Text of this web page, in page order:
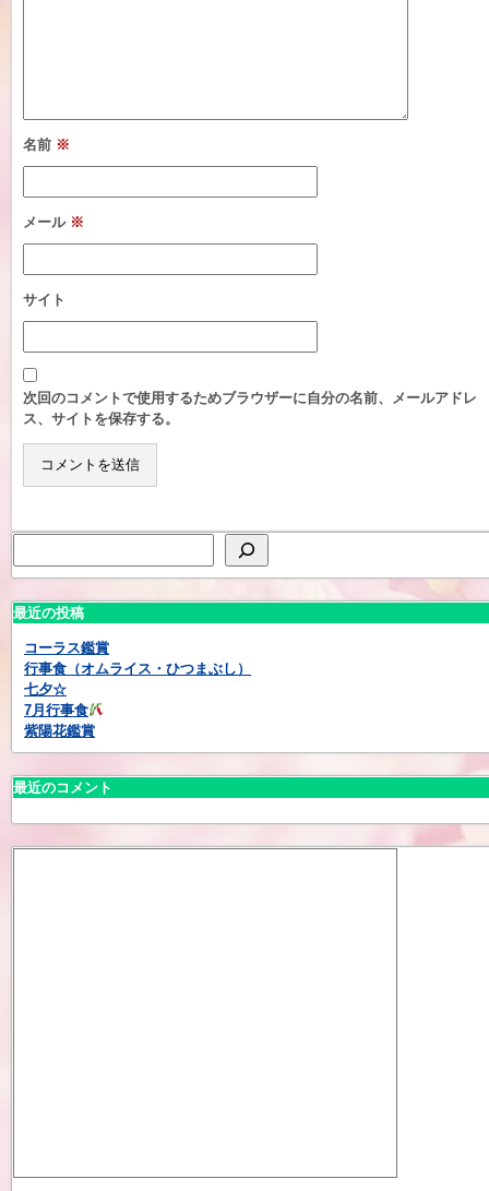
名前 ※
メール ※
サイト
次回のコメントで使用するためブラウザーに自分の名前、メールアドレ
ス、サイトを保存する。
最近の投稿
コーラス鑑賞
行事食（オムライス・ひつまぶし）
七夕☆
7月行事食
紫陽花鑑賞
最近のコメント